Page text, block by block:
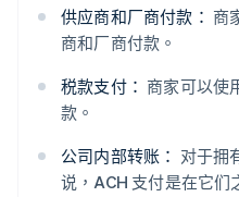
供应商和厂商付款： 商
商和厂商付款。
税款支付： 商家可以使
款。
公司内部转账： 对于拥
说，ACH 支付是在它们